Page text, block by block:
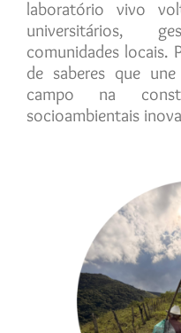
laboratório vivo
universitários,
comunidades locais.
de saberes que
campo na
socioambientais